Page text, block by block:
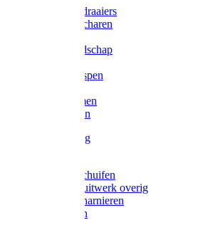
Schroevendraaiers
Tangen / Scharen
Meetgereedschap
Vijlen / Raspen
Lijmklemmen
Waterpassen
Bouwbeslag
Grendels/schuifen
Hang en sluitwerk overig
Hengen/scharnieren
Scharnieren